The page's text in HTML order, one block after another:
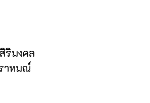
ริมงคล
าหมณ์